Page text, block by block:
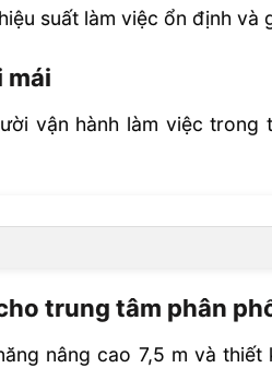
suất làm việc ổn định và
mái
vận hành làm việc
trung tâm phân
nâng cao 7,5 m và